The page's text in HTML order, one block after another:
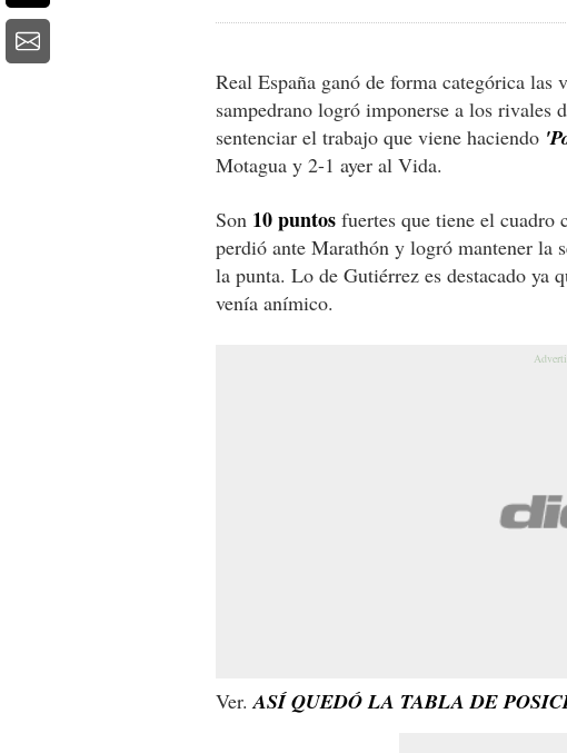
Real España ganó de forma categórica
sampedrano logró imponerse a los rivales
sentenciar el trabajo que viene haciendo
Motagua y 2-1 ayer al Vida.
Son 10 puntos fuertes que tiene el cuadro
perdió ante Marathón y logró mantener la
la punta. Lo de Gutiérrez es destacado ya
venía anímico.
Ver.ASÍ QUEDÓ LA TABLA DE